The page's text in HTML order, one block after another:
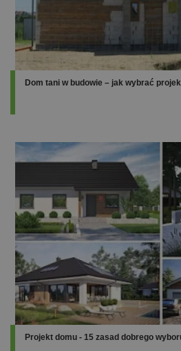
Dom tani w budowie – jak wybrać
Projekt domu - 15 zasad dobrego